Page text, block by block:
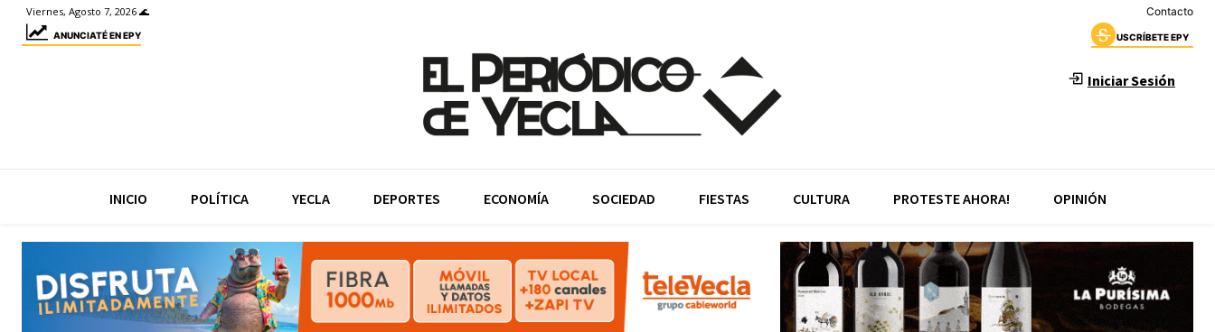
Viernes, Agosto 7, 2026 🌊 Contacto
ANUNCIATÉ EN EPY USCRÍBETE EPY
Iniciar Sesión
INICIO POLÍTICA YECLA DEPORTES ECONOMÍA SOCIEDAD FIESTAS CULTURA PROTESTE AHORA! OPINIÓN